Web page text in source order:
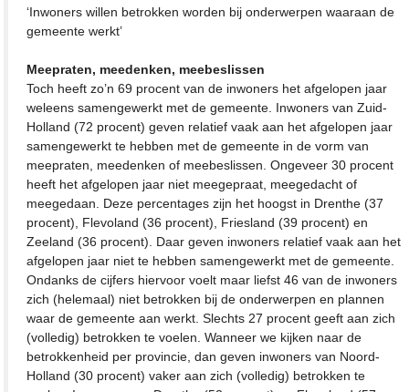
‘Inwoners willen betrokken worden bij onderwerpen waaraan de
gemeente werkt’
Meepraten, meedenken, meebeslissen
Toch heeft zo’n 69 procent van de inwoners het afgelopen jaar
weleens samengewerkt met de gemeente. Inwoners van Zuid-
Holland (72 procent) geven relatief vaak aan het afgelopen jaar
samengewerkt te hebben met de gemeente in de vorm van
meepraten, meedenken of meebeslissen. Ongeveer 30 procent
heeft het afgelopen jaar niet meegepraat, meegedacht of
meegedaan. Deze percentages zijn het hoogst in Drenthe (37
procent), Flevoland (36 procent), Friesland (39 procent) en
Zeeland (36 procent). Daar geven inwoners relatief vaak aan het
afgelopen jaar niet te hebben samengewerkt met de gemeente.
Ondanks de cijfers hiervoor voelt maar liefst 46 van de inwoners
zich (helemaal) niet betrokken bij de onderwerpen en plannen
waar de gemeente aan werkt. Slechts 27 procent geeft aan zich
(volledig) betrokken te voelen. Wanneer we kijken naar de
betrokkenheid per provincie, dan geven inwoners van Noord-
Holland (30 procent) vaker aan zich (volledig) betrokken te